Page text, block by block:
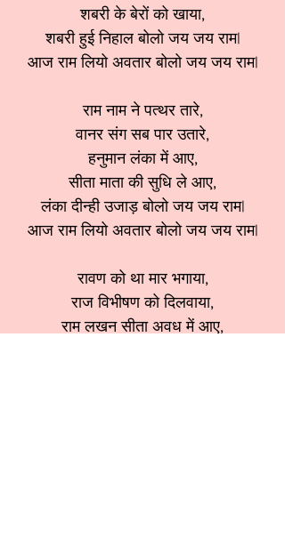
शबरी के बेरों को खाया,
शबरी हुई निहाल बोलो जय जय राम|
आज राम लियो अवतार बोलो जय जय राम|
राम नाम ने पत्थर तारे,
वानर संग सब पार उतारे,
हनुमान लंका में आए,
सीता माता की सुधि ले आए,
लंका दीन्ही उजाड़ बोलो जय जय राम|
आज राम लियो अवतार बोलो जय जय राम|
रावण को था मार भगाया,
राज विभीषण को दिलवाया,
राम लखन सीता अवध में आए,